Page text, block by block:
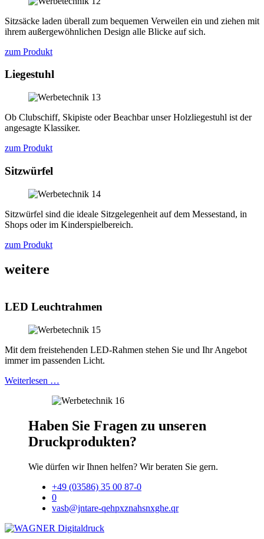
Sitzsäcke laden überall zum bequemen Verweilen ein und ziehen mit
ihrem außergewöhnlichen Design alle Blicke auf sich.
zum Produkt
Liegestuhl
Ob Clubschiff, Skipiste oder Beachbar unser Holzliegestuhl ist der
angesagte Klassiker.
zum Produkt
Sitzwürfel
Sitzwürfel sind die ideale Sitzgelegenheit auf dem Messestand, in
Shops oder im Kinderspielbereich.
zum Produkt
weitere
LED Leuchtrahmen
Mit dem freistehenden LED-Rahmen stehen Sie und Ihr Angebot
immer im passenden Licht.
Weiterlesen …
Haben Sie Fragen zu unseren
Druckprodukten?
Wie dürfen wir Ihnen helfen? Wir beraten Sie gern.
+49 (03586) 35 00 87-0
0
vasb@jntare-qehpxznahsnxghe.qr